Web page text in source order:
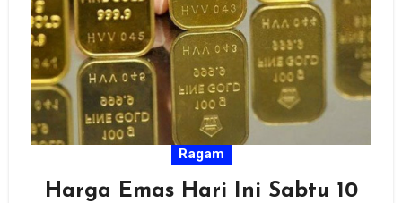
Ragam
Harga Emas Hari Ini Sabtu 10